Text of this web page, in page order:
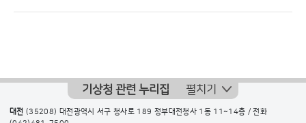
기상청 관련 누리집 펼치기
대전 (35208) 대전광역시 서구 청사로 189 정부대전청사 1동 11~14층 / 전화